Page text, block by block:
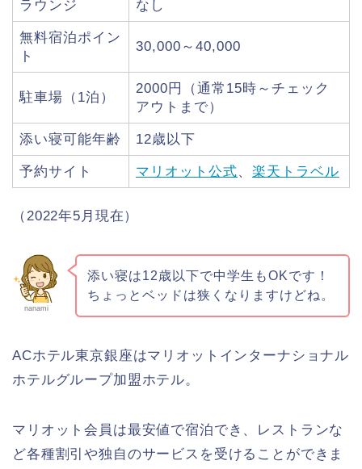
ラウンジ なし
無料宿泊ポイン
ト
30,000～40,000
駐車場（1泊）
2000円（通常15時～チェック
アウトまで）
添い寝可能年齢 12歳以下
予約サイト マリオット公式、 楽天トラベル
（2022年5月現在）
nanami
添い寝は12歳以下で中学生もOKです！
ちょっとベッドは狭くなりますけどね。
ACホテル東京銀座はマリオットインターナショナル
ホテルグループ加盟ホテル。
マリオット会員は最安値で宿泊でき、レストランな
ど各種割引や独自のサービスを受けることができま